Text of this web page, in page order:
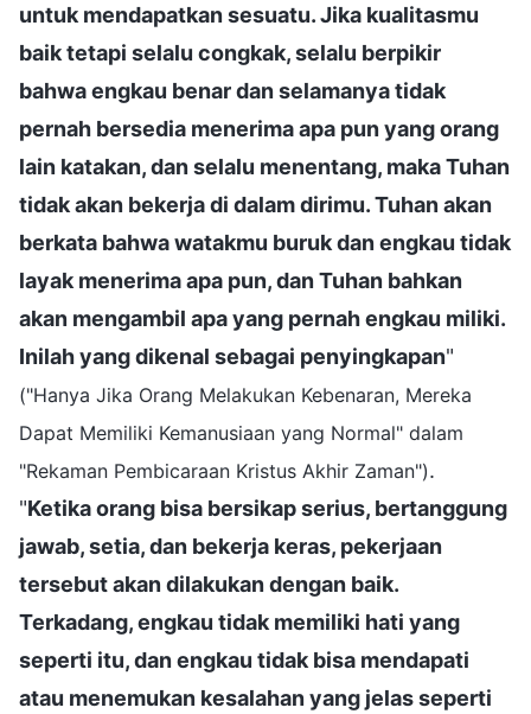
untuk mendapatkan sesuatu. Jika kualitasmu
baik tetapi selalu congkak, selalu berpikir
bahwa engkau benar dan selamanya tidak
pernah bersedia menerima apa pun yang orang
lain katakan, dan selalu menentang, maka Tuhan
tidak akan bekerja di dalam dirimu. Tuhan akan
berkata bahwa watakmu buruk dan engkau tidak
layak menerima apa pun, dan Tuhan bahkan
akan mengambil apa yang pernah engkau miliki.
Inilah yang dikenal sebagai penyingkapan"
("Hanya Jika Orang Melakukan Kebenaran, Mereka
Dapat Memiliki Kemanusiaan yang Normal" dalam
"Rekaman Pembicaraan Kristus Akhir Zaman").
"Ketika orang bisa bersikap serius, bertanggung
jawab, setia, dan bekerja keras, pekerjaan
tersebut akan dilakukan dengan baik.
Terkadang, engkau tidak memiliki hati yang
seperti itu, dan engkau tidak bisa mendapati
atau menemukan kesalahan yang jelas seperti